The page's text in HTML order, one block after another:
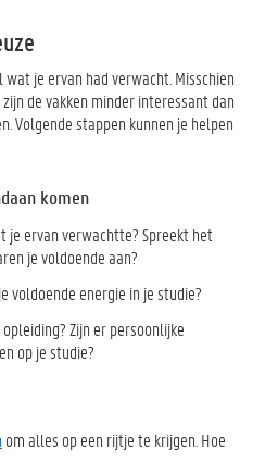
je ervan had verwacht. Misschien
de vakken minder interessant dan
Volgende stappen kunnen je helpen
komen
je ervan verwachtte? Spreekt het
je voldoende aan?
voldoende energie in je studie?
Zijn er persoonlijke
op je studie?
om alles op een rijtje te krijgen. Hoe